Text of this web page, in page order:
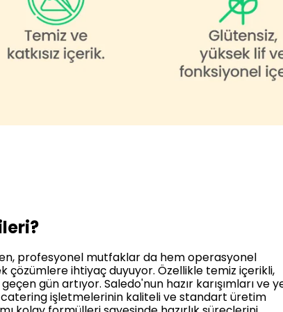
profesyonel mutfaklar da hem operasyonel
çözümlere ihtiyaç duyuyor. Özellikle temiz içerikli,
gün artıyor. Saledo'nun hazır karışımları ve
işletmelerinin kaliteli ve standart üretim